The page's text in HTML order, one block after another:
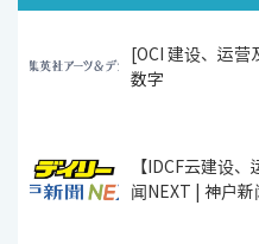
[OCI 建设、运
数字
【IDCF云建设
闻NEXT | 神户新